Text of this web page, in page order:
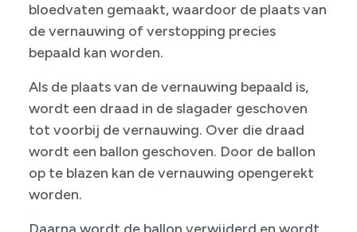
bloedvaten gemaakt, waardoor de plaats van
de vernauwing of verstopping precies
bepaald kan worden.
Als de plaats van de vernauwing bepaald is,
wordt een draad in de slagader geschoven
tot voorbij de vernauwing. Over die draad
wordt een ballon geschoven. Door de ballon
op te blazen kan de vernauwing opengerekt
worden.